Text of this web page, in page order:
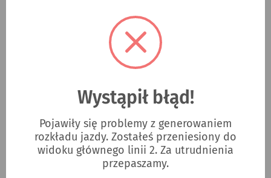
ad
Wystąpił błąd!
Pojawiły się problemy z generowaniem
rozkładu jazdy. Zostałeś przeniesiony do
widoku głównego linii 2. Za utrudnienia
przepaszamy.